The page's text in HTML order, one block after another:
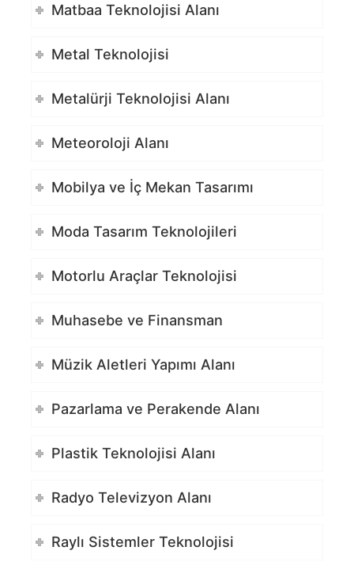
Matbaa Teknolojisi Alanı
Metal Teknolojisi
Metalürji Teknolojisi Alanı
Meteoroloji Alanı
Mobilya ve İç Mekan Tasarımı
Moda Tasarım Teknolojileri
Motorlu Araçlar Teknolojisi
Muhasebe ve Finansman
Müzik Aletleri Yapımı Alanı
Pazarlama ve Perakende Alanı
Plastik Teknolojisi Alanı
Radyo Televizyon Alanı
Raylı Sistemler Teknolojisi